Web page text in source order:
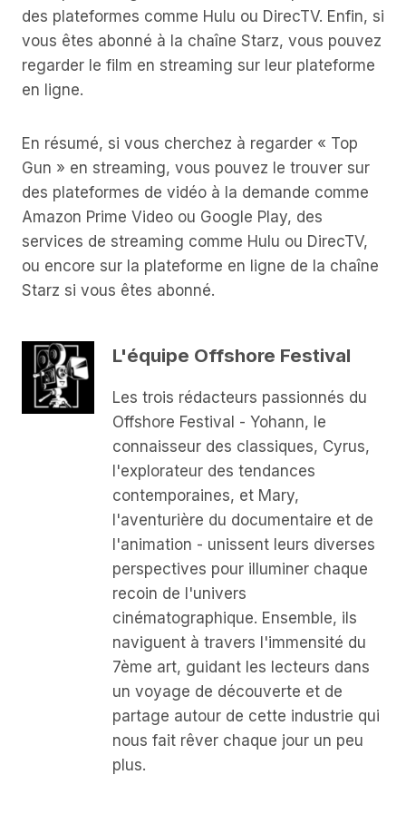
des plateformes comme Hulu ou DirecTV. Enfin, si
vous êtes abonné à la chaîne Starz, vous pouvez
regarder le film en streaming sur leur plateforme
en ligne.
En résumé, si vous cherchez à regarder « Top
Gun » en streaming, vous pouvez le trouver sur
des plateformes de vidéo à la demande comme
Amazon Prime Video ou Google Play, des
services de streaming comme Hulu ou DirecTV,
ou encore sur la plateforme en ligne de la chaîne
Starz si vous êtes abonné.
L'équipe Offshore Festival
Les trois rédacteurs passionnés du
Offshore Festival - Yohann, le
connaisseur des classiques, Cyrus,
l'explorateur des tendances
contemporaines, et Mary,
l'aventurière du documentaire et de
l'animation - unissent leurs diverses
perspectives pour illuminer chaque
recoin de l'univers
cinématographique. Ensemble, ils
naviguent à travers l'immensité du
7ème art, guidant les lecteurs dans
un voyage de découverte et de
partage autour de cette industrie qui
nous fait rêver chaque jour un peu
plus.